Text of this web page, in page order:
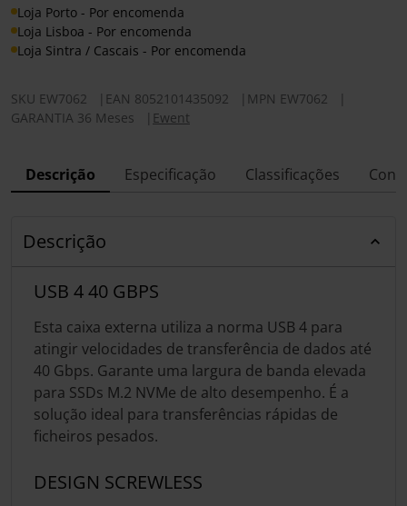
Loja Porto - Por encomenda
Loja Lisboa - Por encomenda
Loja Sintra / Cascais - Por encomenda
SKU EW7062 EAN 8052101435092 MPN EW7062
GARANTIA 36 Meses
Ewent
Descrição Especificação Classificações
Descrição
USB 4 40 GBPS
Esta caixa externa utiliza a norma USB 4 para
atingir velocidades de transferência de dados até
40 Gbps. Garante uma largura de banda elevada
para SSDs M.2 NVMe de alto desempenho. É a
solução ideal para transferências rápidas de
ficheiros pesados.
DESIGN SCREWLESS